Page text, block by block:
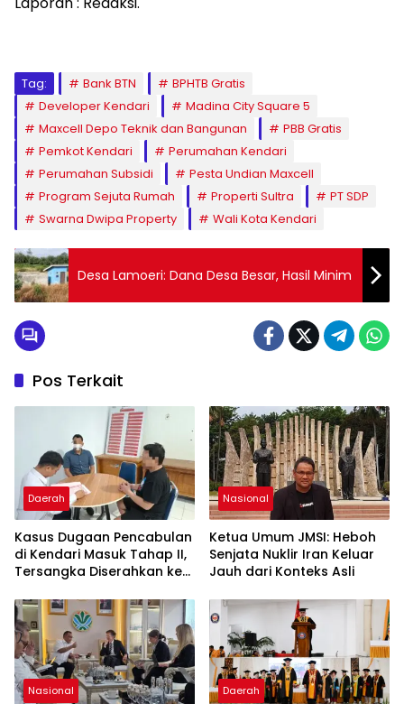
Tag: Bank BTN
BPHTB Gratis
Developer Kendari
Madina City Square 5
Maxcell Depo Teknik dan Bangunan
PBB Gratis
Pemkot Kendari
Perumahan Kendari
Perumahan Subsidi
Pesta Undian Maxcell
Program Sejuta Rumah
Properti Sultra
PT SDP
Swarna Dwipa Property
Wali Kota Kendari
Desa Lamoeri: Dana Desa Besar, Hasil Minim
Pos Terkait
Daerah
Kasus Dugaan Pencabulan
di Kendari Masuk Tahap II,
Tersangka Diserahkan ke
Nasional
Ketua Umum JMSI: Heboh
Senjata Nuklir Iran Keluar
Jauh dari Konteks Asli
Nasional Daerah